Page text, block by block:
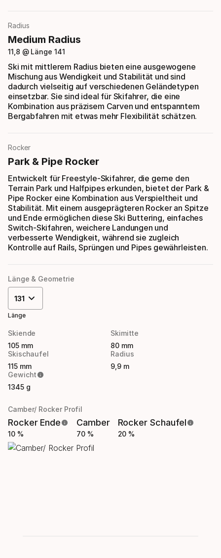
Radius
Medium Radius
11,8 @ Länge 141
Ski mit mittlerem Radius bieten eine ausgewogene
Mischung aus Wendigkeit und Stabilität und sind
dadurch vielseitig auf verschiedenen Geländetypen
einsetzbar. Sie sind ideal für Skifahrer, die eine
Kombination aus präzisem Carven und entspanntem
Bergabfahren mit etwas mehr Flexibilität schätzen.
Rocker
Park & Pipe Rocker
Entwickelt für Freestyle-Skifahrer, die gerne den
Terrain Park und Halfpipes erkunden, bietet der Park &
Pipe Rocker eine Kombination aus Verspieltheit und
Stabilität. Mit einem ausgeprägteren Rocker an Spitze
und Ende ermöglichen diese Ski Buttering, einfaches
Switch-Skifahren, weichere Landungen und
verbesserte Wendigkeit, während sie zugleich
Kontrolle auf Rails, Sprüngen und Pipes gewährleisten.
Länge & Geometrie
131
Länge
Skiende
105 mm
Skimitte
80 mm
Skischaufel
115 mm
Radius
9,9 m
Gewicht
1345 g
Camber/ Rocker Profil
Rocker Ende
10 %
Camber
70 %
Rocker Schaufel
20 %